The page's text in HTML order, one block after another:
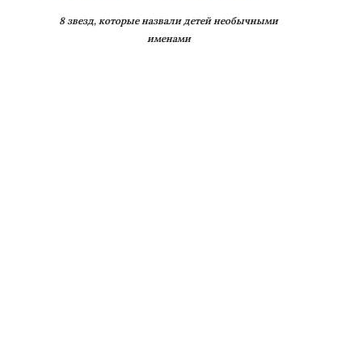
8 звезд, которые назвали детей необычными
именами